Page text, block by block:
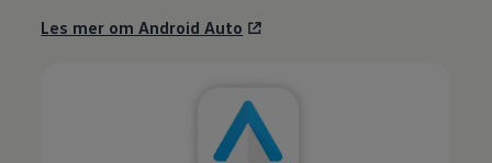
Les mer om Android Auto